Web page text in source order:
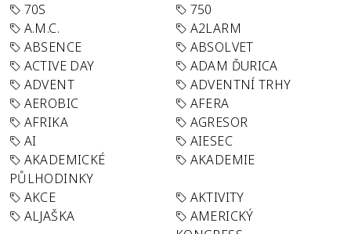
70S
750
A.M.C.
A2LARM
ABSENCE
ABSOLVET
ACTIVE DAY
ADAM ĎURICA
ADVENT
ADVENTNÍ TRHY
AEROBIC
AFERA
AFRIKA
AGRESOR
AI
AIESEC
AKADEMICKÉ
PŮLHODINKY
AKADEMIE
AKCE
AKTIVITY
ALJAŠKA
AMERICKÝ